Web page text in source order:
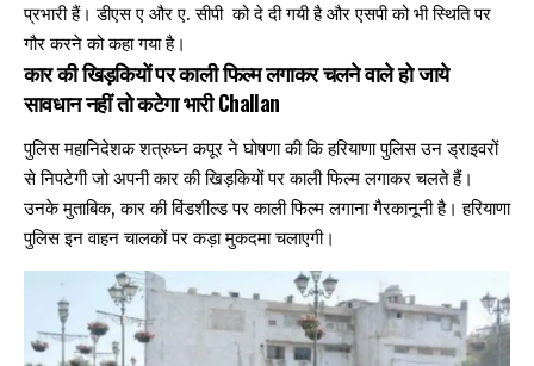
प्रभारी हैं। डीएस ए और ए. सीपी को दे दी गयी है और एसपी को भी स्थिति पर
गौर करने को कहा गया है।
कार की खिड़कियों पर काली फिल्म लगाकर चलने वाले हो जाये
सावधान नहीं तो कटेगा भारी Challan
पुलिस महानिदेशक शत्रुघ्न कपूर ने घोषणा की कि हरियाणा पुलिस उन ड्राइवरों
से निपटेगी जो अपनी कार की खिड़कियों पर काली फिल्म लगाकर चलते हैं।
उनके मुताबिक, कार की विंडशील्ड पर काली फिल्म लगाना गैरकानूनी है। हरियाणा
पुलिस इन वाहन चालकों पर कड़ा मुकदमा चलाएगी।